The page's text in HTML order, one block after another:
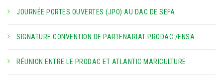
JOURNÉE PORTES OUVERTES (JPO) AU DAC DE SEFA
SIGNATURE CONVENTION DE PARTENARIAT PRODAC /ENSA
RÉUNION ENTRE LE PRODAC ET ATLANTIC MARICULTURE